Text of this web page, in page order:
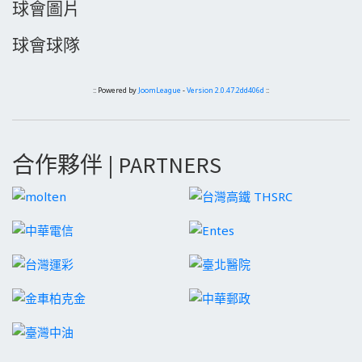
球會圖片
球會球隊
:: Powered by JoomLeague -Version 2.0.47.2dd406d ::
合作夥伴 | PARTNERS